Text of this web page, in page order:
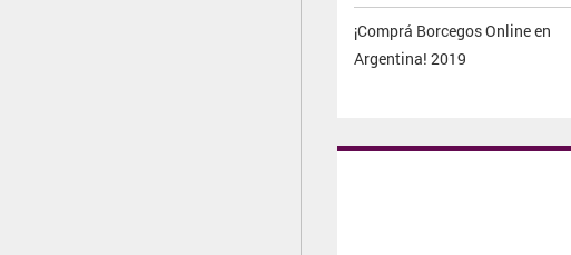
¡Comprá Borcegos Online en
Argentina! 2019